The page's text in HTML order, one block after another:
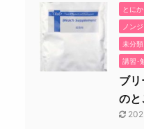
とに
ノン
未分類
講習･
ブ
のと